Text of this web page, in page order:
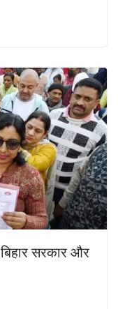
सरकार और